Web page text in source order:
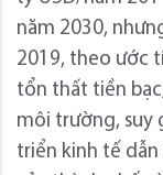
năm 2030,
2019, theo ước
tổn thất tiền
môi trường, suy
triển kinh tế dẫn